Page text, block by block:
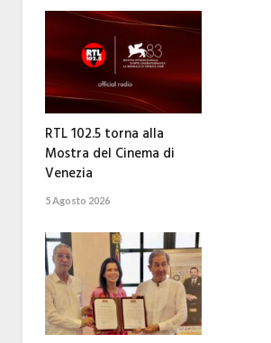
RTL 102.5 torna alla
Mostra del Cinema di
Venezia
5 Agosto 2026